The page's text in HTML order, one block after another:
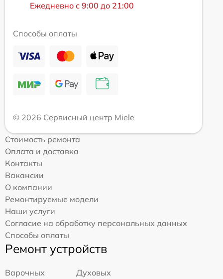
Ежедневно с 9:00 до 21:00
Способы оплаты
© 2026 Сервисный центр Miele
Стоимость ремонта
Оплата и доставка
Контакты
Вакансии
О компании
Ремонтируемые модели
Наши услуги
Согласие на обработку персональных данных
Способы оплаты
Ремонт устройств
Варочных
Духовых